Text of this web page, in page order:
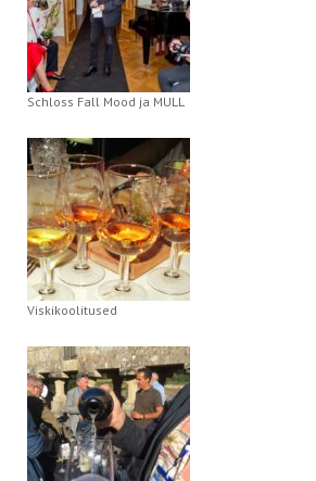
Schloss Fall Mood ja MULL
Viskikoolitused